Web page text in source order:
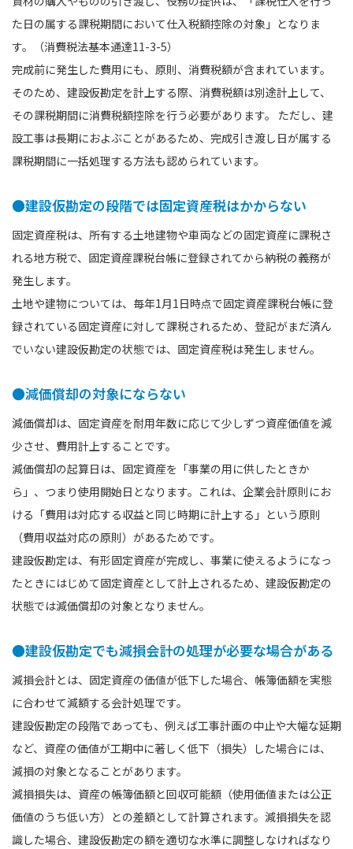
た日の属する課税期間において仕入税額控除の対象」となりま
す。（消費税法基本通達11-3-5）
完成前に発生した費用にも、原則、消費税額が含まれています。
そのため、建設仮勘定を計上する際、消費税額は別途計上して、
その課税期間に消費税額控除を行う必要があります。 ただし、建
設工事は長期におよぶことがあるため、完成引き渡し日が属する
課税期間に一括処理する方法も認められています。
●建設仮勘定の段階では固定資産税はかからない
固定資産税は、所有する土地建物や⾞両などの固定資産に課税さ
れる地方税で、固定資産課税台帳に登録されてから納税の義務が
発生します。
土地や建物については、毎年1月1日時点で固定資産課税台帳に登
録されている固定資産に対して課税されるため、登記がまだ済ん
でいない建設仮勘定の状態では、固定資産税は発生しません。
●減価償却の対象にならない
減価償却は、固定資産を耐用年数に応じて少しずつ資産価値を減
少させ、費用計上することです。
減価償却の起算⽇は、固定資産を「事業の用に供したときか
ら」、つまり使用開始日となります。これは、企業会計原則にお
ける「費用は対応する収益と同じ時期に計上する」という原則
（費用収益対応の原則）があるためです。
建設仮勘定は、有形固定資産が完成し、事業に使えるようになっ
たときにはじめて固定資産として計上されるため、建設仮勘定の
状態では減価償却の対象となりません。
●建設仮勘定でも減損会計の処理が必要な場合がある
減損会計とは、固定資産の価値が低下した場合、帳簿価額を実態
に合わせて減額する会計処理です。
建設仮勘定の段階であっても、例えば工事計画の中⽌や⼤幅な延期
など、資産の価値が工期中に著しく低下（損失）した場合には、
減損の対象となることがあります。
減損損失は、資産の帳簿価額と回収可能額（使⽤価値または公正
価値のうち低い⽅）との差額として計算されます。減損損失を認
識した場合、建設仮勘定の額を適切な⽔準に調整しなければなり